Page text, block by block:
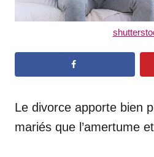
Le divorce apporte bien
mariés que l’amertume